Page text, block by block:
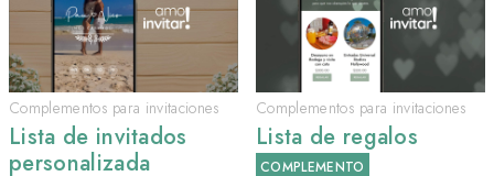
Complementos para invitaciones
Lista de invitados
personalizada
Complementos para invitaciones
Lista de regalos
COMPLEMENTO